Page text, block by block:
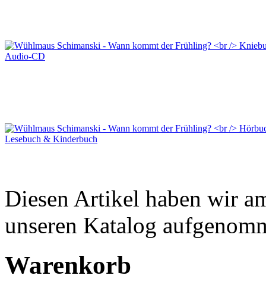
Diesen Artikel haben wir
unseren Katalog
Warenkorb